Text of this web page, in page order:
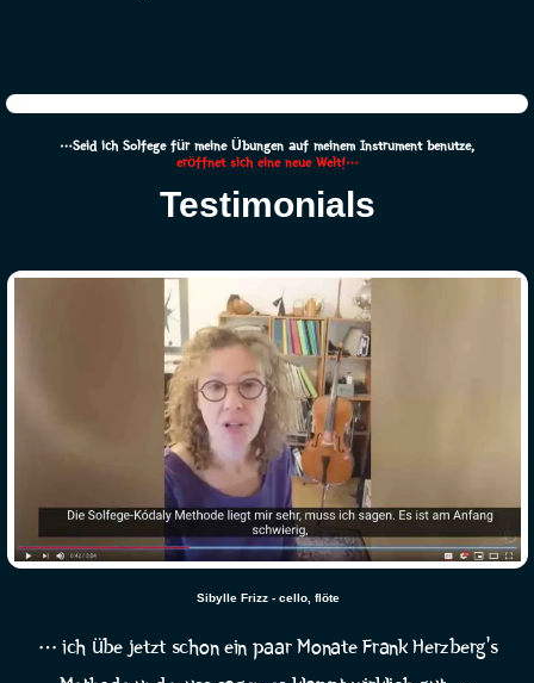
…Seid ich Solfege für meine Übungen auf meinem Instrument benutze,
eröffnet sich eine neue Welt!…
Testimonials
Sibylle Frizz - cello, flöte
… ich übe jetzt schon ein paar Monate Frank Herzberg’s